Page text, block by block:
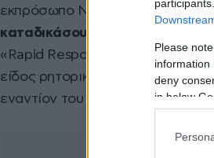
Please
information
deny
in below
εκπρόσωπο Ντέιβις Ινγκλ να
καταδικάσουν «τη ρητορική
«Rapid Response του Λευκού
είδος ρητορικής είναι ακριβώς
εναντίον του προέδρου μας